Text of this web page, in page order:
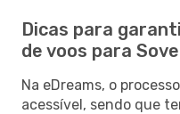
Dicas para
de voos para
Na eDreams, o
acessível, sendo que